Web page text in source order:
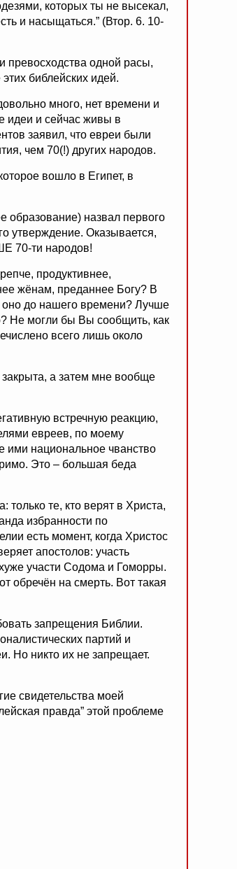
которых ты не высекал,
и насыщаться.” (Втор. 6. 10-
превосходства одной расы,
библейских идей.
много, нет времени и
идеи и сейчас живы в
заявил, что евреи были
чем 70(!) других народов.
вошло в Египет, в
образование) назвал первого
утверждение. Оказывается,
70-ти народов!
продуктивнее,
жёнам, преданнее Богу? В
оно до нашего времени? Лучше
Не могли бы Вы сообщить, как
всего лишь около
а затем мне вообще
встречную реакцию,
евреев, по моему
ими национальное чванство
Это – большая беда
только те, кто верят в Христа,
избранности по
есть момент, когда Христос
апостолов: участь
участи Содома и Гоморры.
обречён на смерть. Вот такая
запрещения Библии.
партий и
Но никто их не запрещает.
свидетельства моей
правда” этой проблеме